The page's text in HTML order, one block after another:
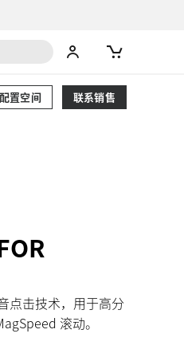
联系销售
配置空间
点击技术，用于高分
滚动。